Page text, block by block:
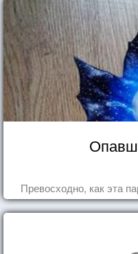
Превосходно, как эта